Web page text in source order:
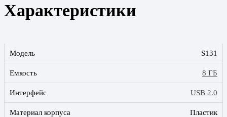
Характеристики
Модель S131
Емкость 8 ГБ
Интерфейс USB 2.0
Материал корпуса Пластик